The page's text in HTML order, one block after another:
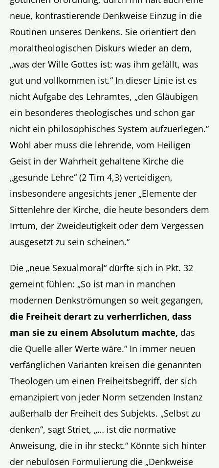
neue, kontrastierende Denkweise Einzug in die
Routinen unseres Denkens. Sie orientiert den
moraltheologischen Diskurs wieder an dem,
„was der Wille Gottes ist: was ihm gefällt, was
gut und vollkommen ist.“ In dieser Linie ist es
nicht Aufgabe des Lehramtes, „den Gläubigen
ein besonderes theologisches und schon gar
nicht ein philosophisches System aufzuerlegen.“
Wohl aber muss die lehrende, vom Heiligen
Geist in der Wahrheit gehaltene Kirche die
„gesunde Lehre“ (2 Tim 4,3) verteidigen,
insbesondere angesichts jener „Elemente der
Sittenlehre der Kirche, die heute besonders dem
Irrtum, der Zweideutigkeit oder dem Vergessen
ausgesetzt zu sein scheinen.“
Die „neue Sexualmoral“ dürfte sich in Pkt. 32
gemeint fühlen: „So ist man in manchen
modernen Denkströmungen so weit gegangen,
die Freiheit derart zu verherrlichen, dass
man sie zu einem Absolutum machte, das
die Quelle aller Werte wäre.“ In immer neuen
verfänglichen Varianten kreisen die genannten
Theologen um einen Freiheitsbegriff, der sich
emanzipiert von jeder Norm setzenden Instanz
außerhalb der Freiheit des Subjekts. „Selbst zu
denken“, sagt Striet, „… ist die normative
Anweisung, die in ihr steckt.“ Könnte sich hinter
der nebulösen Formulierung die „Denkweise